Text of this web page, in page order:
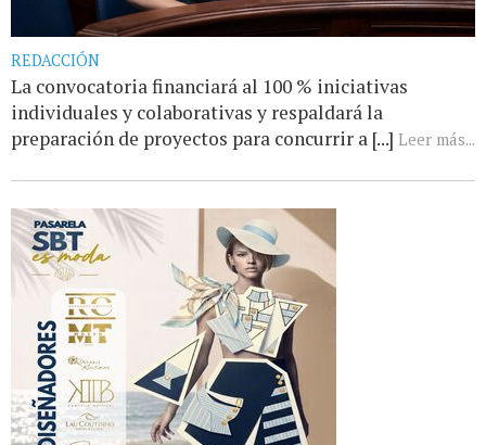
REDACCIÓN
La convocatoria financiará al 100 % iniciativas
individuales y colaborativas y respaldará la
preparación de proyectos para concurrir a [...] Leer más...